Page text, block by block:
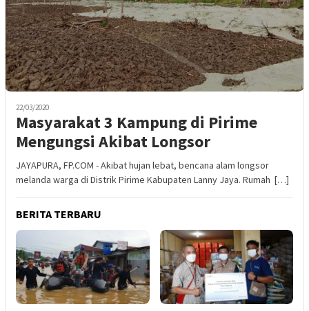
22/03/2020
Masyarakat 3 Kampung di Pirime
Mengungsi Akibat Longsor
JAYAPURA, FP.COM - Akibat hujan lebat, bencana alam longsor
melanda warga di Distrik Pirime Kabupaten Lanny Jaya. Rumah […]
BERITA TERBARU